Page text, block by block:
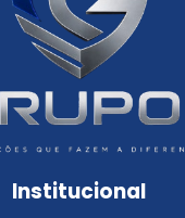
Cftv
Instalação de Cftv
Elétricas Residenciais
de Alarme 24 Horas
Portaria Inteligente
Facial em Condomínios
Institucional